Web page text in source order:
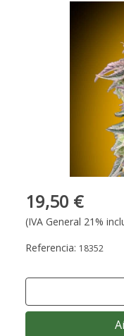
19,50 €
(IVA General 21%
Referencia: 18352